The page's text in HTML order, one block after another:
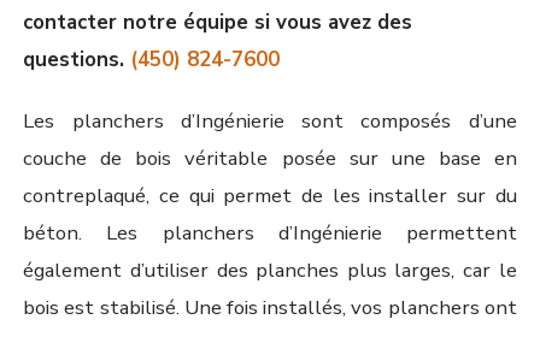
contacter notre équipe si vous avez des
questions. (450) 824-7600
Les planchers d’Ingénierie sont composés d’une
couche de bois véritable posée sur une base en
contreplaqué, ce qui permet de les installer sur du
béton. Les planchers d’Ingénierie permettent
également d’utiliser des planches plus larges, car le
bois est stabilisé. Une fois installés, vos planchers ont